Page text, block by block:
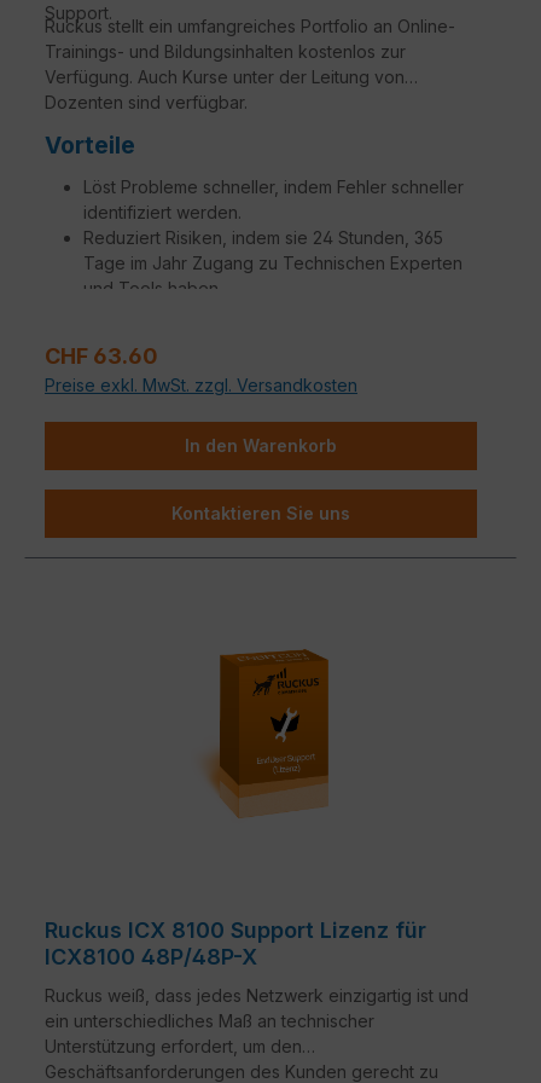
Support.
Ruckus stellt ein umfangreiches Portfolio an Online-
Trainings- und Bildungsinhalten kostenlos zur
Verfügung. Auch Kurse unter der Leitung von
Dozenten sind verfügbar.
Vorteile
Löst Probleme schneller, indem Fehler schneller
identifiziert werden.
Reduziert Risiken, indem sie 24 Stunden, 365
Tage im Jahr Zugang zu Technischen Experten
und Tools haben.
gerecht zu werden.
Steigerung der Betriebseffizienz, um
Ingenieure produktiver zu machen.
Zusätzliche Aufträge, die auf spezifische
Kundenbedürfnisse zugeschnitten sind, stehen
zur Verfügung.
Verkaufspreis:
CHF 63.60
Preise exkl. MwSt. zzgl. Versandkosten
In den Warenkorb
Kontaktieren Sie uns
Ruckus ICX 8100 Support Lizenz für
ICX8100 48P/48P-X
Ruckus weiß, dass jedes Netzwerk einzigartig ist und
ein unterschiedliches Maß an technischer
Unterstützung erfordert, um den
Geschäftsanforderungen des Kunden gerecht zu